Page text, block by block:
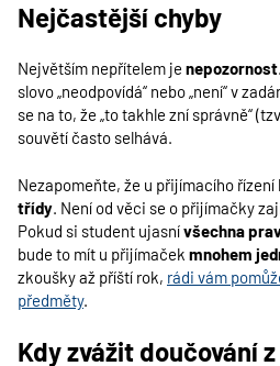
Nejčastější chyby
Největším nepřítelem je nepozornost
slovo „neodpovídá“ nebo „není“ v
se na to, že „to takhle zní správně“
souvětí často selhává.
Nezapomeňte, že u přijímacího řízení
třídy. Není od věci se o přijímačky
Pokud si student ujasnívšechna
bude to mít u přijímaček mnohem
zkoušky až příští rok, rádi vám
předměty.
Kdy zvážit doučování